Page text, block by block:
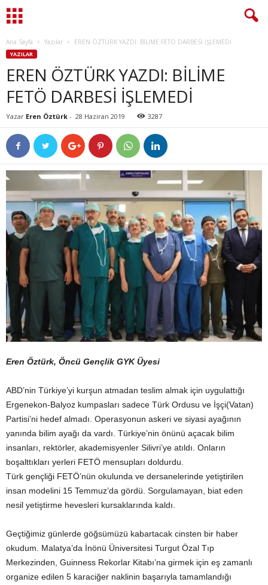
Ana Sayfa Yazılar EREN ÖZTÜRK YAZDI: BİLİME FETÖ DARBESİ İŞLEMEDİ
YAZILAR
EREN ÖZTÜRK YAZDI: BİLİME
FETÖ DARBESİ İŞLEMEDİ
Yazar Eren Öztürk - 28 Haziran 2019 3287
Eren Öztürk, Öncü Gençlik GYK Üyesi
ABD’nin Türkiye’yi kurşun atmadan teslim almak için uygulattığı
Ergenekon-Balyoz kumpasları sadece Türk Ordusu ve İşçi(Vatan)
Partisi’ni hedef almadı. Operasyonun askeri ve siyasi ayağının
yanında bilim ayağı da vardı. Türkiye’nin önünü açacak bilim
insanları, rektörler, akademisyenler Silivri’ye atıldı. Onların
boşalttıkları yerleri FETÖ mensupları doldurdu.
Türk gençliği FETÖ’nün okulunda ve dersanelerinde yetiştirilen
insan modelini 15 Temmuz’da gördü. Sorgulamayan, biat eden
nesil yetiştirme hevesleri kursaklarında kaldı.
Geçtiğimiz günlerde göğsümüzü kabartacak cinsten bir haber
okudum. Malatya’da İnönü Üniversitesi Turgut Özal Tıp
Merkezinden, Guinness Rekorlar Kitabı’na girmek için eş zamanlı
organize edilen 5 karaciğer naklinin başarıyla tamamlandığı